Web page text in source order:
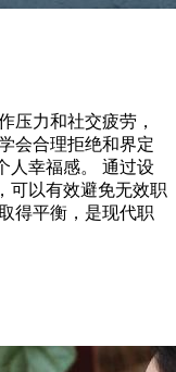
压力和社交疲劳，
会合理拒绝和界定
人幸福感。 通过设
可以有效避免无效职
得平衡，是现代职